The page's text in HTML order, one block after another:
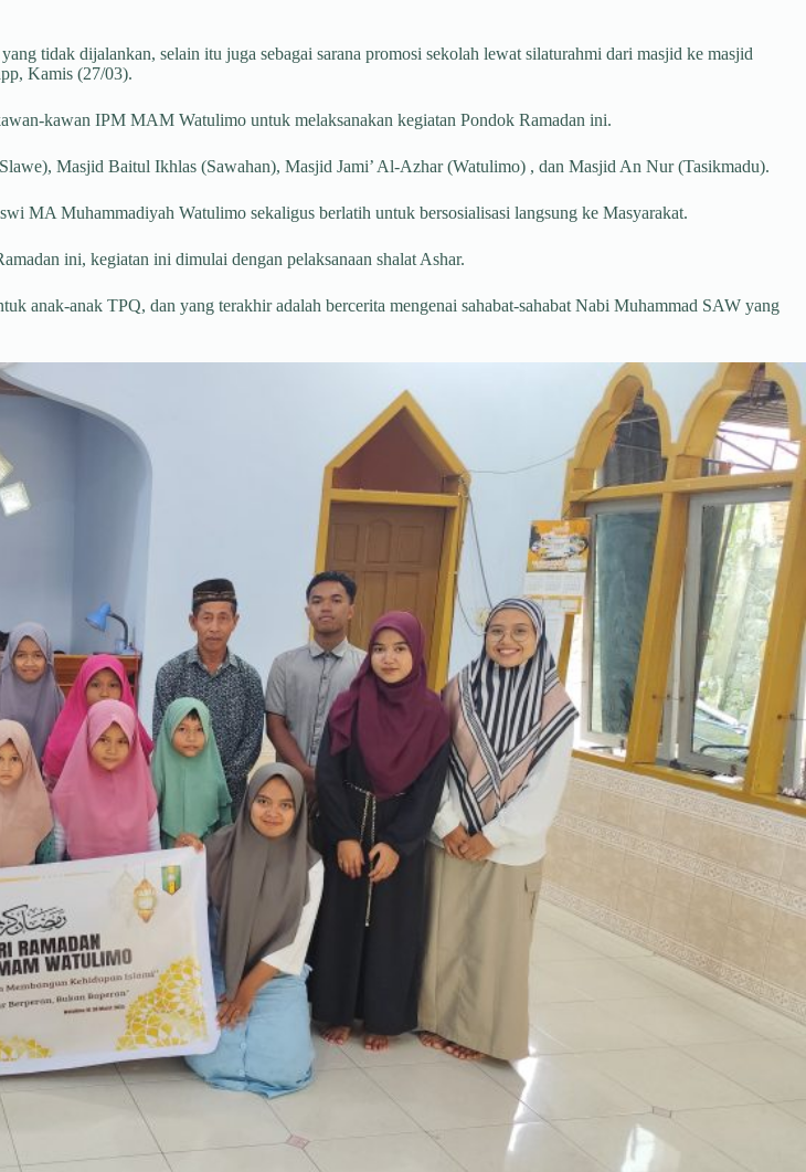
tidak dijalankan, selain itu juga sebagai sarana promosi sekolah lewat silaturahmi dari masjid ke masjid
Kamis (27/03).
kawan IPM MAM Watulimo untuk melaksanakan kegiatan Pondok Ramadan ini.
Masjid Baitul Ikhlas (Sawahan), Masjid Jami’ Al-Azhar (Watulimo) , dan Masjid An Nur (Tasikmadu).
MA Muhammadiyah Watulimo sekaligus berlatih untuk bersosialisasi langsung ke Masyarakat.
ini, kegiatan ini dimulai dengan pelaksanaan shalat Ashar.
anak-anak TPQ, dan yang terakhir adalah bercerita mengenai sahabat-sahabat Nabi Muhammad SAW yang